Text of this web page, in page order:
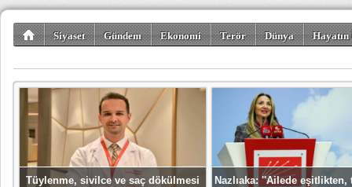
Siyaset Gündem Ekonomi Terör Dünya
Tüylenme, sivilce ve saç dökülmesi
Nazlıaka: ''Ailede eşitlikten,